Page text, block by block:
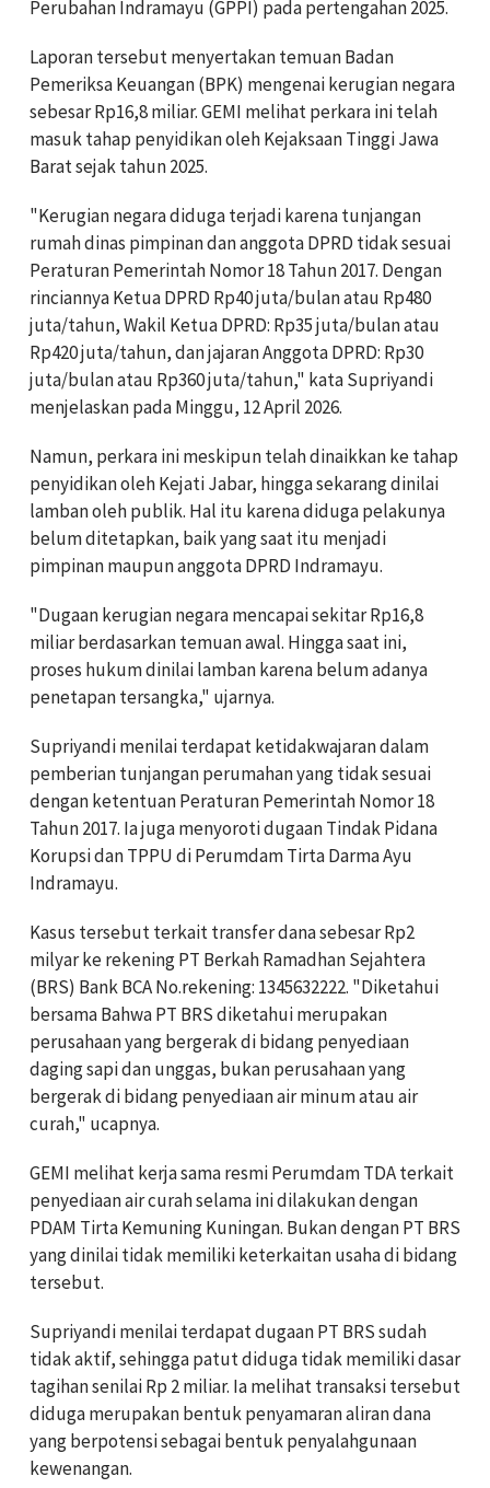
Perubahan Indramayu (GPPI) pada pertengahan 2025.
Laporan tersebut menyertakan temuan Badan
Pemeriksa Keuangan (BPK) mengenai kerugian negara
sebesar Rp16,8 miliar. GEMI melihat perkara ini telah
masuk tahap penyidikan oleh Kejaksaan Tinggi Jawa
Barat sejak tahun 2025.
"Kerugian negara diduga terjadi karena tunjangan
rumah dinas pimpinan dan anggota DPRD tidak sesuai
Peraturan Pemerintah Nomor 18 Tahun 2017. Dengan
rinciannya Ketua DPRD Rp40 juta/bulan atau Rp480
juta/tahun, Wakil Ketua DPRD: Rp35 juta/bulan atau
Rp420 juta/tahun, dan jajaran Anggota DPRD: Rp30
juta/bulan atau Rp360 juta/tahun," kata Supriyandi
menjelaskan pada Minggu, 12 April 2026.
Namun, perkara ini meskipun telah dinaikkan ke tahap
penyidikan oleh Kejati Jabar, hingga sekarang dinilai
lamban oleh publik. Hal itu karena diduga pelakunya
belum ditetapkan, baik yang saat itu menjadi
pimpinan maupun anggota DPRD Indramayu.
"Dugaan kerugian negara mencapai sekitar Rp16,8
miliar berdasarkan temuan awal. Hingga saat ini,
proses hukum dinilai lamban karena belum adanya
penetapan tersangka," ujarnya.
Supriyandi menilai terdapat ketidakwajaran dalam
pemberian tunjangan perumahan yang tidak sesuai
dengan ketentuan Peraturan Pemerintah Nomor 18
Tahun 2017. Ia juga menyoroti dugaan Tindak Pidana
Korupsi dan TPPU di Perumdam Tirta Darma Ayu
Indramayu.
Kasus tersebut terkait transfer dana sebesar Rp2
milyar ke rekening PT Berkah Ramadhan Sejahtera
(BRS) Bank BCA No.rekening: 1345632222. "Diketahui
bersama Bahwa PT BRS diketahui merupakan
perusahaan yang bergerak di bidang penyediaan
daging sapi dan unggas, bukan perusahaan yang
bergerak di bidang penyediaan air minum atau air
curah," ucapnya.
GEMI melihat kerja sama resmi Perumdam TDA terkait
penyediaan air curah selama ini dilakukan dengan
PDAM Tirta Kemuning Kuningan. Bukan dengan PT BRS
yang dinilai tidak memiliki keterkaitan usaha di bidang
tersebut.
Supriyandi menilai terdapat dugaan PT BRS sudah
tidak aktif, sehingga patut diduga tidak memiliki dasar
tagihan senilai Rp 2 miliar. Ia melihat transaksi tersebut
diduga merupakan bentuk penyamaran aliran dana
yang berpotensi sebagai bentuk penyalahgunaan
kewenangan.